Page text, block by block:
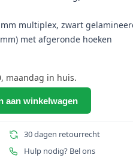
multiplex, zwart
met afgeronde hoeken
maandag in huis.
aan winkelwagen
30 dagen retourrecht
Hulp nodig? Bel ons